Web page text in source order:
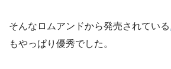
そんなロムアンドから発売されている
もやっぱり優秀でした。